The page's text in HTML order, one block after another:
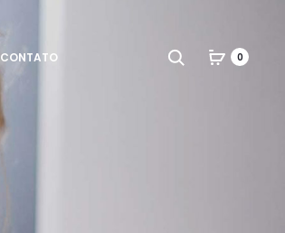
CONTATO Search 0